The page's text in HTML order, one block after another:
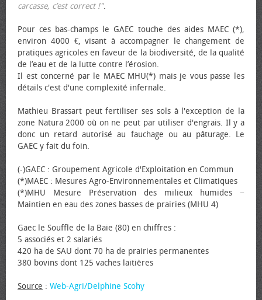
carcasse, c’est correct !".
Pour ces bas-champs le GAEC touche des aides MAEC (*),
environ 4000 €, visant à accompagner le changement de
pratiques agricoles en faveur de la biodiversité, de la qualité
de l’eau et de la lutte contre l’érosion.
Il est concerné par le MAEC MHU(*) mais je vous passe les
détails c'est d'une complexité infernale.
Mathieu Brassart peut fertiliser ses sols à l'exception de la
zone Natura 2000 où on ne peut par utiliser d'engrais. Il y a
donc un retard autorisé au fauchage ou au pâturage. Le
GAEC y fait du foin.
(-)GAEC : Groupement Agricole d'Exploitation en Commun
(*)MAEC : Mesures Agro-Environnementales et Climatiques
(*)MHU Mesure Préservation des milieux humides −
Maintien en eau des zones basses de prairies (MHU 4)
Gaec le Souffle de la Baie (80) en chiffres :
5 associés et 2 salariés
420 ha de SAU dont 70 ha de prairies permanentes
380 bovins dont 125 vaches laitières
Source : Web-Agri/Delphine Scohy